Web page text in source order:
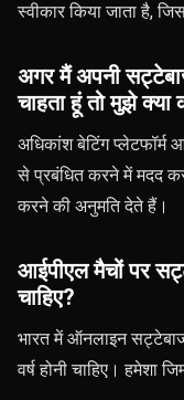
स्वीकार किया जाता है,
अगर मैं अपनी
चाहता हूं तो मुझे क्या
अधिकांश बेटिंग प्लेटफॉर्म
से प्रबंधित करने में मदद
करने की अनुमति देते हैं।
आईपीएल मैचों पर
चाहिए?
भारत में ऑनलाइन
वर्ष होनी चाहिए। हमेशा